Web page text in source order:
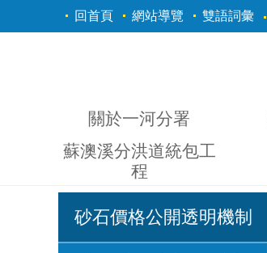
跳到主要內容區塊
回首頁 網站導覽 雙語詞彙
關於一河分署
蘇澳溪分洪道統包工
程
砂石價格公開透明機制